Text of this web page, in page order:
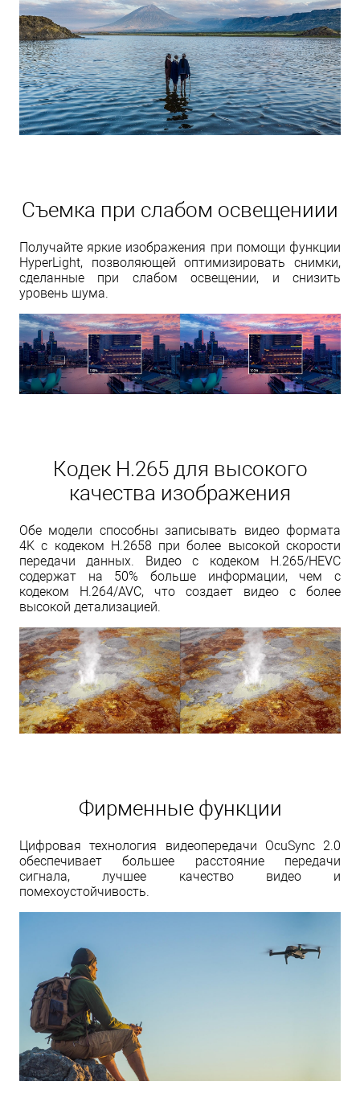
Съемка при слабом освещениии
Получайте яркие изображения при помощи функции
HyperLight, позволяющей оптимизировать снимки,
сделанные при слабом освещении, и снизить
уровень шума.
Кодек H.265 для высокого
качества изображения
Обе модели способны записывать видео формата
4K с кодеком H.2658 при более высокой скорости
передачи данных. Видео с кодеком H.265/HEVC
содержат на 50% больше информации, чем с
кодеком H.264/AVC, что создает видео с более
высокой детализацией.
Фирменные функции
Цифровая технология видеопередачи OcuSync 2.0
обеспечивает большее расстояние передачи
сигнала, лучшее качество видео и
помехоустойчивость.